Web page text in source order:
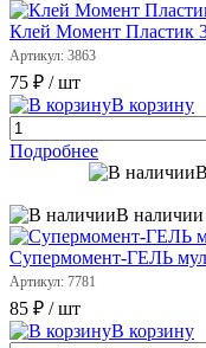
Клей Момент Пластик
Артикул: 3863
75 ₽ / шт
В корзину
Подробнее
В наличии
Супермомент-ГЕЛЬ
Артикул: 7781
85 ₽ / шт
В корзину